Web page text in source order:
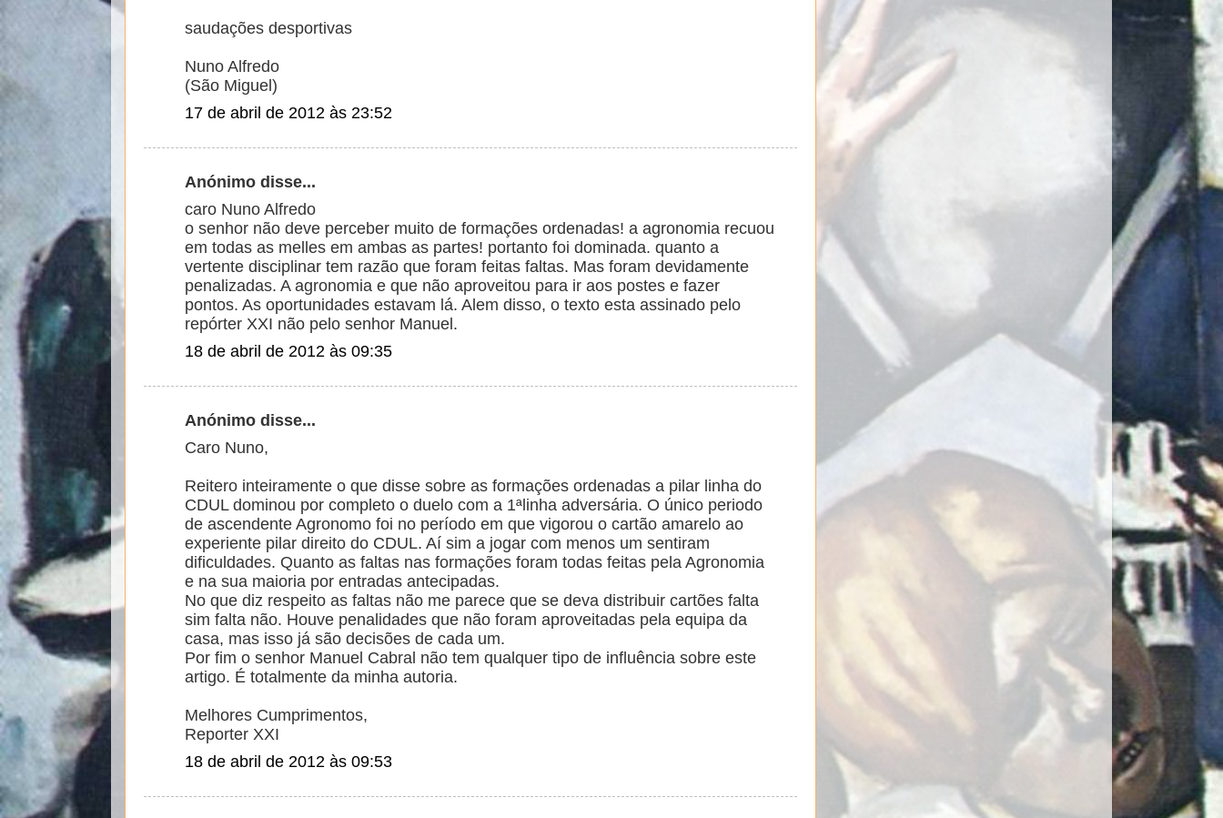
saudações desportivas
Nuno Alfredo
(São Miguel)
17 de abril de 2012 às 23:52
Anónimo disse...
caro Nuno Alfredo
o senhor não deve perceber muito de formações ordenadas! a agronomia recuou
em todas as melles em ambas as partes! portanto foi dominada. quanto a
vertente disciplinar tem razão que foram feitas faltas. Mas foram devidamente
penalizadas. A agronomia e que não aproveitou para ir aos postes e fazer
pontos. As oportunidades estavam lá. Alem disso, o texto esta assinado pelo
repórter XXI não pelo senhor Manuel.
18 de abril de 2012 às 09:35
Anónimo disse...
Caro Nuno,
Reitero inteiramente o que disse sobre as formações ordenadas a pilar linha do
CDUL dominou por completo o duelo com a 1ªlinha adversária. O único periodo
de ascendente Agronomo foi no período em que vigorou o cartão amarelo ao
experiente pilar direito do CDUL. Aí sim a jogar com menos um sentiram
dificuldades. Quanto as faltas nas formações foram todas feitas pela Agronomia
e na sua maioria por entradas antecipadas.
No que diz respeito as faltas não me parece que se deva distribuir cartões falta
sim falta não. Houve penalidades que não foram aproveitadas pela equipa da
casa, mas isso já são decisões de cada um.
Por fim o senhor Manuel Cabral não tem qualquer tipo de influência sobre este
artigo. É totalmente da minha autoria.
Melhores Cumprimentos,
Reporter XXI
18 de abril de 2012 às 09:53